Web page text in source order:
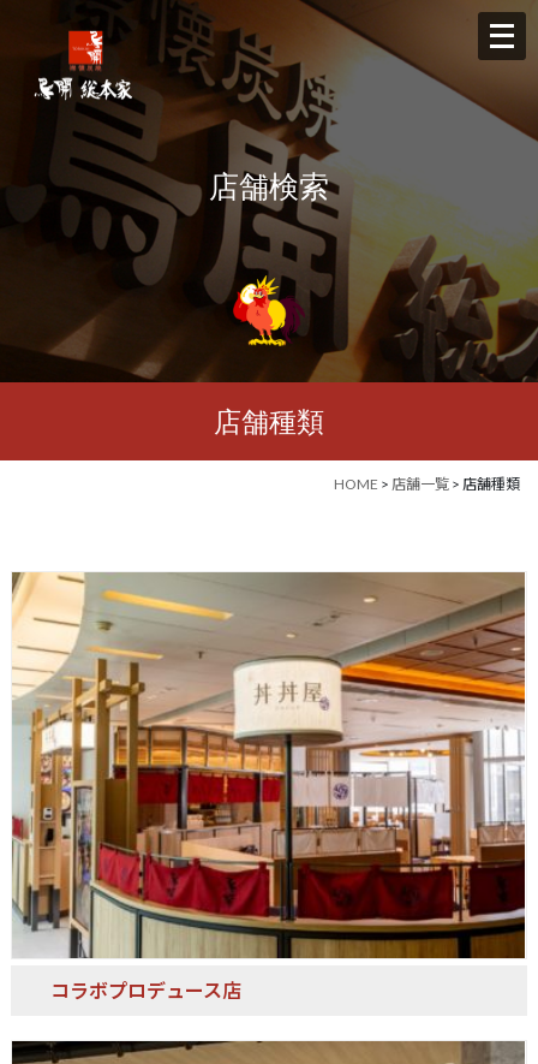
メ
ニ
ュ
く
店舗検索
店舗種類
HOME > 店舗一覧 > 店舗種類
コラボプロデュース店